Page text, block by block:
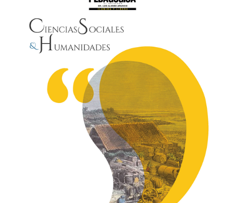
artículo